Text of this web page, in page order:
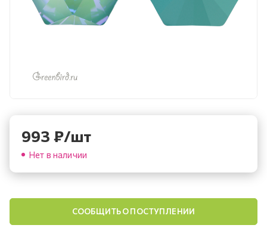
993 ₽/шт
Нет в наличии
СООБЩИТЬ О ПОСТУПЛЕНИИ